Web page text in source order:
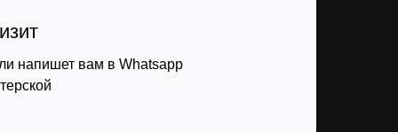
напишет вам в Whatsapp